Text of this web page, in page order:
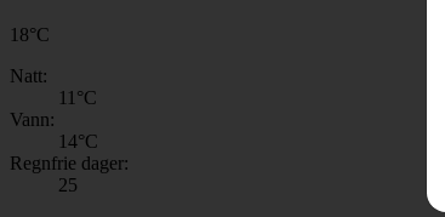
18°C
Natt:
11 °C
Vann:
14°C
Regnfrie dager:
25